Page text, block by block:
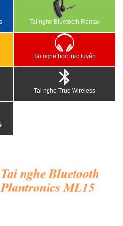
Tai nghe Bluetooth Remax
Tai nghe học trực tuyến
Tai nghe True Wireless